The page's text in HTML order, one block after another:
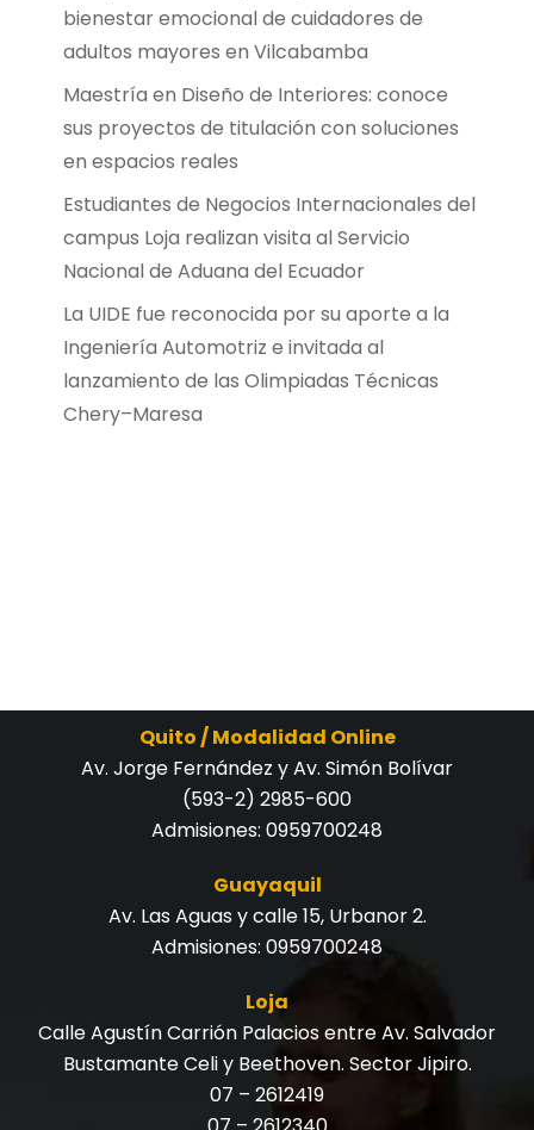
bienestar emocional de cuidadores de
adultos mayores en Vilcabamba
Maestría en Diseño de Interiores: conoce
sus proyectos de titulación con soluciones
en espacios reales
Estudiantes de Negocios Internacionales del
campus Loja realizan visita al Servicio
Nacional de Aduana del Ecuador
La UIDE fue reconocida por su aporte a la
Ingeniería Automotriz e invitada al
lanzamiento de las Olimpiadas Técnicas
Chery–Maresa
Quito / Modalidad Online
Av. Jorge Fernández y Av. Simón Bolívar
(593-2) 2985-600
Admisiones: 0959700248
Guayaquil
Av. Las Aguas y calle 15, Urbanor 2.
Admisiones: 0959700248
Loja
Calle Agustín Carrión Palacios entre Av. Salvador
Bustamante Celi y Beethoven. Sector Jipiro.
07 – 2612419